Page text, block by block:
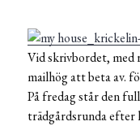
Vid skrivbordet, med
mailhög att beta av.
På fredag står den
trädgårdsrunda efter